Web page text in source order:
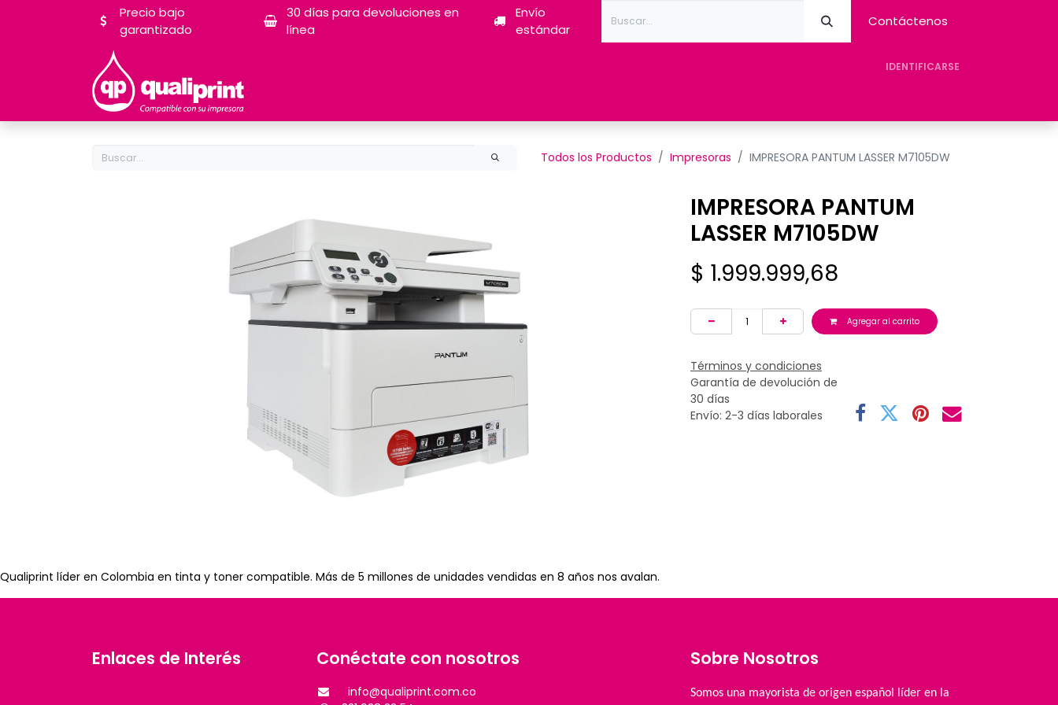
Precio bajo
garantizado
30 días para devoluciones en
línea
Envío
estándar
Contáctenos
IDENTIFICARSE
Todos los Productos Impresoras IMPRESORA PANTUM LASSER M7105DW
IMPRESORA PANTUM
LASSER M7105DW
$ 1.999.999,68
Agregar al carrito
Términos y condiciones
Garantía de devolución de
30 días
Envío: 2-3 días laborales
Qualiprint líder en Colombia en tinta y toner compatible. Más de 5 millones de unidades vendidas en 8 años nos avalan.
Enlaces de Interés Conéctate con nosotros
info@qualiprint.com.co
Sobre Nosotros
Somos una mayorista de origen español líder en la